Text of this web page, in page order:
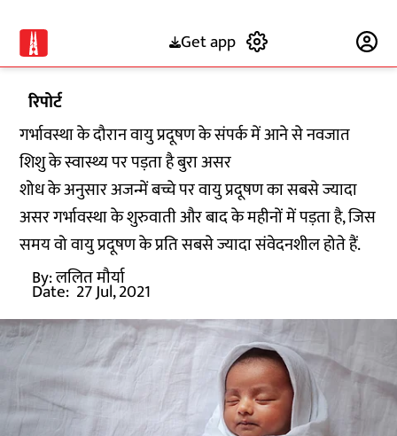
Get app
रिपोर्ट
गर्भावस्था के दौरान वायु प्रदूषण के संपर्क में आने से नवजात
शिशु के स्वास्थ्य पर पड़ता है बुरा असर
शोध के अनुसार अजन्में बच्चे पर वायु प्रदूषण का सबसे ज्यादा
असर गर्भावस्था के शुरुवाती और बाद के महीनों में पड़ता है, जिस
समय वो वायु प्रदूषण के प्रति सबसे ज्यादा संवेदनशील होते हैं.
By:ललित मौर्या
Date: 27 Jul, 2021